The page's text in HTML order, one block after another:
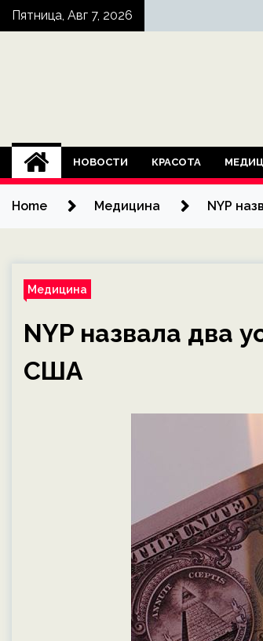
SkipПятница, Авг 7, 2026
НОВОСТИ КРАСОТА
Home Медицина NYP
Медицина
NYP назвала два
США